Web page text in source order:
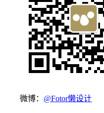
微博： @Fotor懒设计